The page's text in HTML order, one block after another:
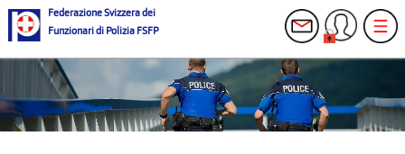
Federazione Svizzera dei
Funzionari di Polizia FSFP